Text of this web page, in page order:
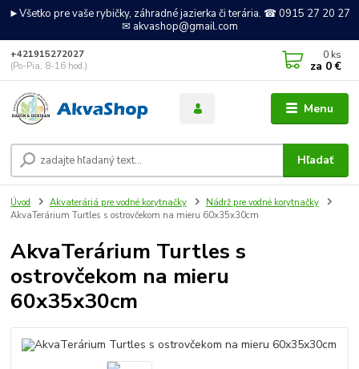
►Všetko pre vaše rybičky, záhradné jazierka či terária. ☎ 0915 27 20 27
✉ akvashop@gmail.com
Menu
Hľadať
+421915272027
(Po-Pia, 8-16 hod.)
0 ks
za 0 €
Úvod Akvateráriá pre vodné korytnačky
Nádrž pre vodné korytnačky
AkvaTerárium Turtles s ostrovčekom na mieru 60x35x30cm
AkvaTerárium Turtles s
ostrovčekom na mieru
60x35x30cm